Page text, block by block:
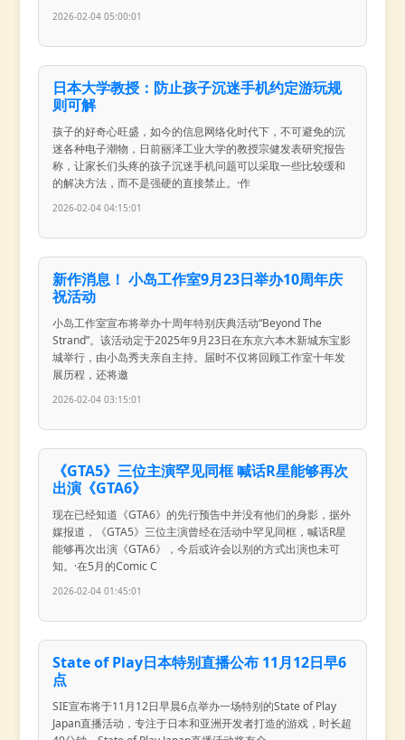
2026-02-04 05:00:01
日本大学教授：防止孩子沉迷手机约定游玩规
则可解
孩子的好奇心旺盛，如今的信息网络化时代下，不可避免的沉
迷各种电子潮物，日前丽泽工业大学的教授宗健发表研究报告
称，让家长们头疼的孩子沉迷手机问题可以采取一些比较缓和
的解决方法，而不是强硬的直接禁止。·作
2026-02-04 04:15:01
新作消息！ 小岛工作室9月23日举办10周年庆
祝活动
小岛工作室宣布将举办十周年特别庆典活动“Beyond The
Strand”。该活动定于2025年9月23日在东京六本木新城东宝影
城举行，由小岛秀夫亲自主持。届时不仅将回顾工作室十年发
展历程，还将邀
2026-02-04 03:15:01
《GTA5》三位主演罕见同框 喊话R星能够再次
出演《GTA6》
现在已经知道《GTA6》的先行预告中并没有他们的身影，据外
媒报道，《GTA5》三位主演曾经在活动中罕见同框，喊话R星
能够再次出演《GTA6》，今后或许会以别的方式出演也未可
知。·在5月的Comic C
2026-02-04 01:45:01
State of Play日本特别直播公布 11月12日早6
点
SIE宣布将于11月12日早晨6点举办一场特别的State of Play
Japan直播活动，专注于日本和亚洲开发者打造的游戏，时长超